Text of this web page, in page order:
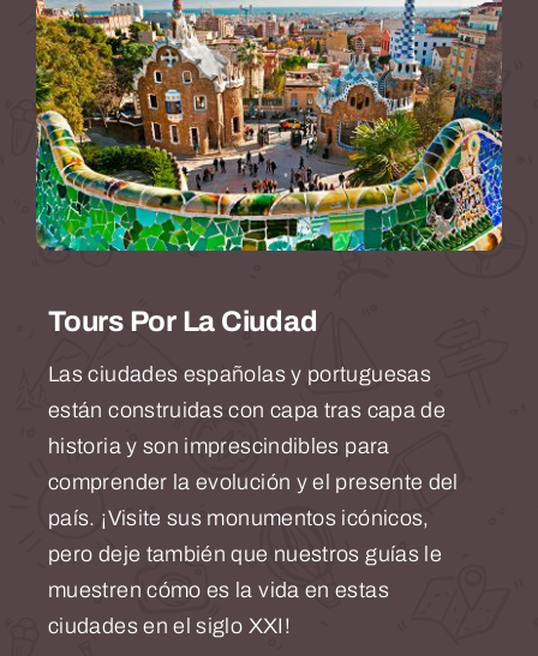
Tours Por La Ciudad
Las ciudades españolas y portuguesas
están construidas con capa tras capa de
historia y son imprescindibles para
comprender la evolución y el presente del
país. ¡Visite sus monumentos icónicos,
pero deje también que nuestros guías le
muestren cómo es la vida en estas
ciudades en el siglo XXI!